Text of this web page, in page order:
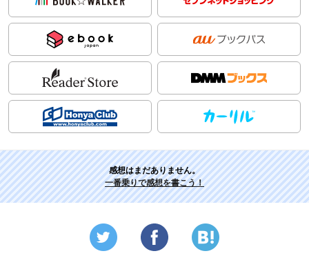
感想はまだありません。
一番乗りで感想を書こう！